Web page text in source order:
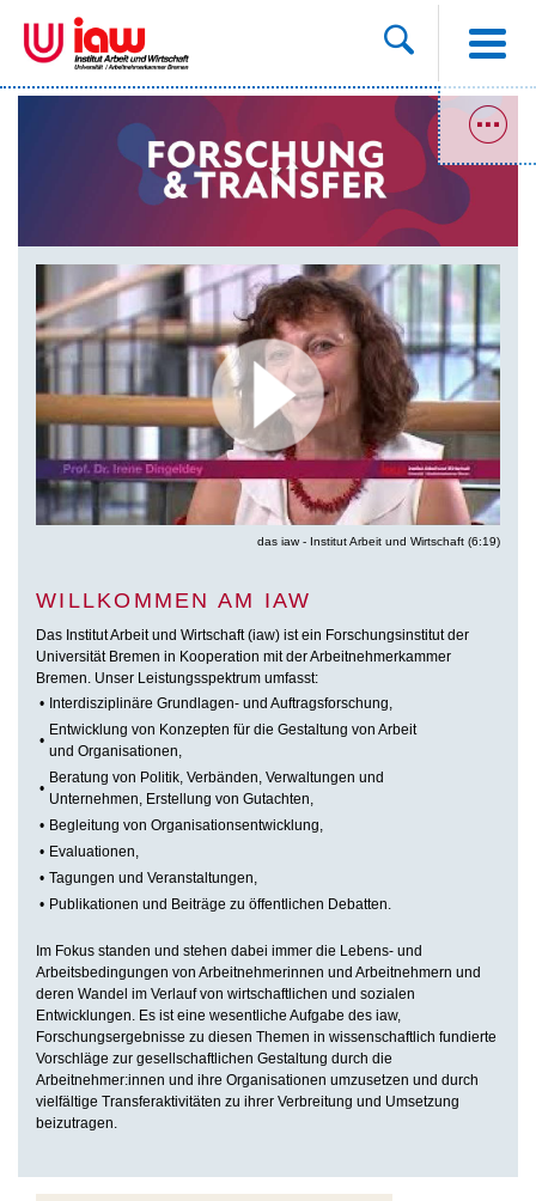
das iaw - Institut Arbeit und Wirtschaft (6:19)
WILLKOMMEN AM IAW
Das Institut Arbeit und Wirtschaft (iaw) ist ein Forschungsinstitut der
Universität Bremen in Kooperation mit der Arbeitnehmerkammer
Bremen. Unser Leistungsspektrum umfasst:
• Interdisziplinäre Grundlagen- und Auftragsforschung,
•
Entwicklung von Konzepten für die Gestaltung von Arbeit
und Organisationen,
•
Beratung von Politik, Verbänden, Verwaltungen und
Unternehmen, Erstellung von Gutachten,
• Begleitung von Organisationsentwicklung,
• Evaluationen,
• Tagungen und Veranstaltungen,
• Publikationen und Beiträge zu öffentlichen Debatten.
Im Fokus standen und stehen dabei immer die Lebens- und
Arbeitsbedingungen von Arbeitnehmerinnen und Arbeitnehmern und
deren Wandel im Verlauf von wirtschaftlichen und sozialen
Entwicklungen. Es ist eine wesentliche Aufgabe des iaw,
Forschungsergebnisse zu diesen Themen in wissenschaftlich fundierte
Vorschläge zur gesellschaftlichen Gestaltung durch die
Arbeitnehmer:innen und ihre Organisationen umzusetzen und durch
vielfältige Transferaktivitäten zu ihrer Verbreitung und Umsetzung
beizutragen.